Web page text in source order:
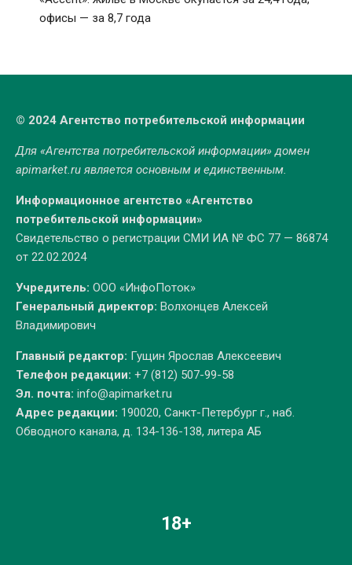
офисы — за 8,7 года
© 2024 Агентство потребительской информации
Для «Агентства потребительской информации» домен
apimarket.ruявляется основным и единственным.
Информационное агентство «Агентство
потребительской информации»
Свидетельство о регистрации СМИ ИА № ФС 77 — 86874
от 22.02.2024
Учредитель: ООО «ИнфоПоток»
Генеральный директор: Волхонцев Алексей
Владимирович
Главный редактор: Гущин Ярослав Алексеевич
Телефон редакции: +7 (812) 507-99-58
Эл. почта: info@apimarket.ru
Адрес редакции: 190020, Санкт-Петербург г., наб.
Обводного канала, д. 134-136-138, литера АБ
18+